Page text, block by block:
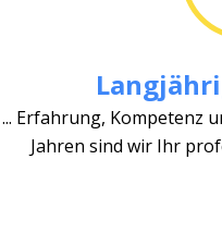
... Erfahrung, Kompetenz
Jahren sind wir Ihr